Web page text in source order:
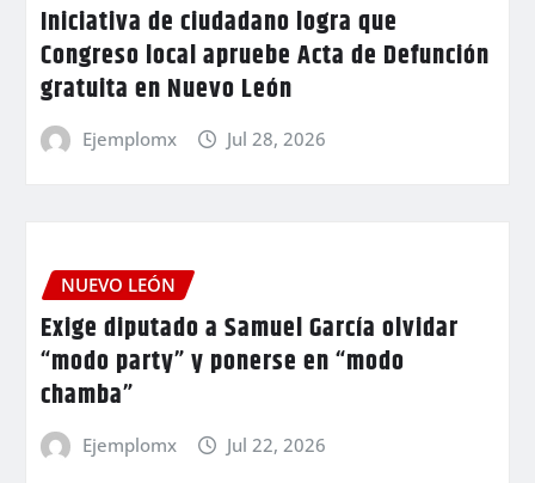
Iniciativa de ciudadano logra que
Congreso local apruebe Acta de Defunción
gratuita en Nuevo León
Ejemplomx Jul 28, 2026
NUEVO LEÓN
Exige diputado a Samuel García olvidar
“modo party” y ponerse en “modo
chamba”
Ejemplomx Jul 22, 2026